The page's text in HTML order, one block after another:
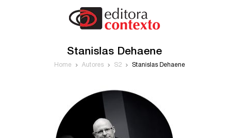
Stanislas Dehaene
Home Autores S2 Stanislas Dehaene